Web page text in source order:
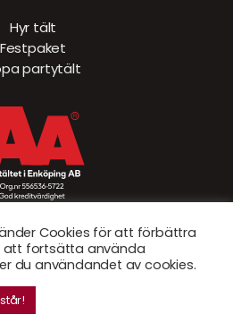
Cookies för att förbättra
att fortsätta använda
du användandet av cookies.
Hyr tält
Festpaket
partytält
Created bySad Bear AB